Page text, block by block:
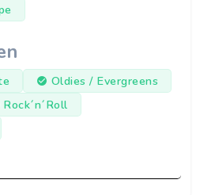
Oldies / Evergreens
Rock´n´Roll